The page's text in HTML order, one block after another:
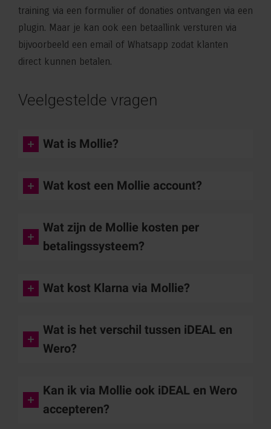
training via een formulier of donaties ontvangen via een
plugin. Maar je kan ook een betaallink versturen via
bijvoorbeeld een email of Whatsapp zodat klanten
direct kunnen betalen.
Veelgestelde vragen
Wat is Mollie?
Wat kost een Mollie account?
Wat zijn de Mollie kosten per
betalingssysteem?
Wat kost Klarna via Mollie?
Wat is het verschil tussen iDEAL en
Wero?
Kan ik via Mollie ook iDEAL en Wero
accepteren?